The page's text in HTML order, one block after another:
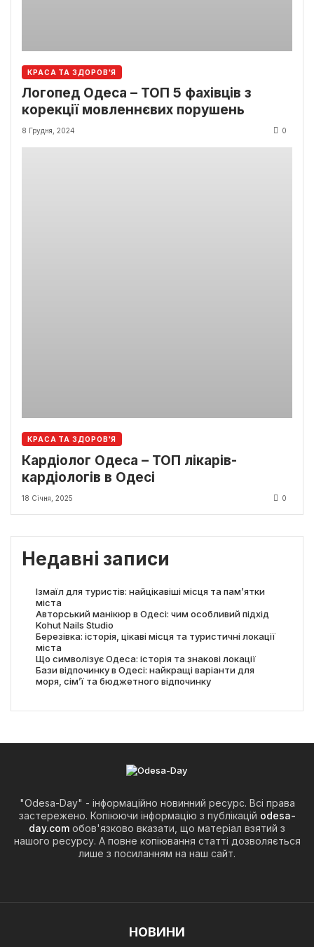
КРАСА ТА ЗДОРОВ'Я
Логопед Одеса – ТОП 5 фахівців з
корекції мовленнєвих порушень
8 Грудня, 2024 0
КРАСА ТА ЗДОРОВ'Я
Кардіолог Одеса – ТОП лікарів-
кардіологів в Одесі
18 Січня, 2025 0
Недавні записи
Ізмаїл для туристів: найцікавіші місця та пам’ятки
міста
Авторський манікюр в Одесі: чим особливий підхід
Kohut Nails Studio
Березівка: історія, цікаві місця та туристичні локації
міста
Що символізує Одеса: історія та знакові локації
Бази відпочинку в Одесі: найкращі варіанти для
моря, сім’ї та бюджетного відпочинку
"Odesa-Day" - інформаційно новинний ресурс. Всі права
застережено. Копіюючи інформацію з публікацій odesa-
day.com обов'язково вказати, що матеріал взятий з
нашого ресурсу. А повне копіювання статті дозволяється
лише з посиланням на наш сайт.
НОВИНИ